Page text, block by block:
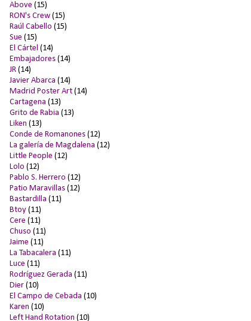
Above (15)
RON's Crew (15)
Raúl Cabello (15)
Sue (15)
El Cártel (14)
Embajadores (14)
JR (14)
Javier Abarca (14)
Madrid Poster Art (14)
Cartagena (13)
Grito de Rabia (13)
Liken (13)
Conde de Romanones (12)
La galería de Magdalena (12)
Little People (12)
Lolo (12)
Pablo S. Herrero (12)
Patio Maravillas (12)
Bastardilla (11)
Btoy (11)
Cere (11)
Chuso (11)
Jaime (11)
La Tabacalera (11)
Luce (11)
Rodríguez Gerada (11)
Dier (10)
El Campo de Cebada (10)
Karen (10)
Left Hand Rotation (10)